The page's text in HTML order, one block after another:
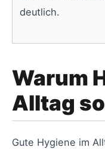
deutlich.
Warum
Alltag
Gute Hygiene im